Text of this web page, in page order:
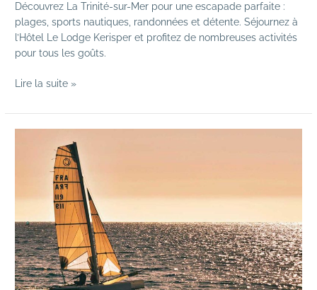
Découvrez La Trinité-sur-Mer pour une escapade parfaite :
plages, sports nautiques, randonnées et détente. Séjournez à
l’Hôtel Le Lodge Kerisper et profitez de nombreuses activités
pour tous les goûts.
Lire la suite »
sur-
:
les
meilleures
activités